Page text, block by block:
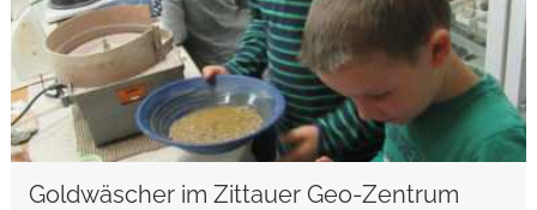
Goldwäscher im Zittauer Geo-Zentrum